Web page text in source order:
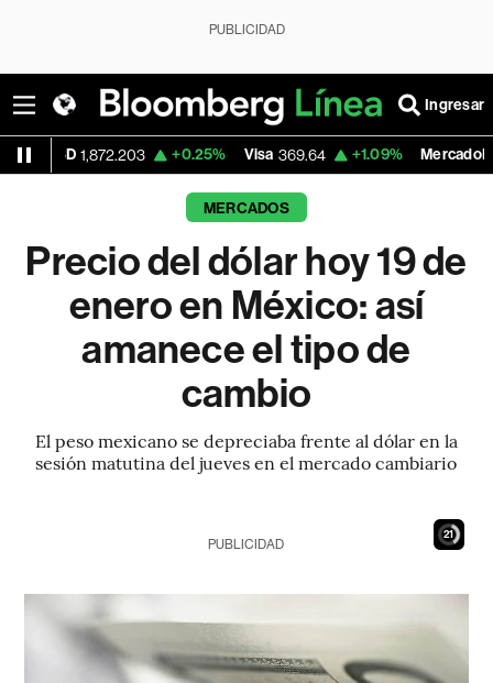
PUBLICIDAD
Ingresar
+0.25% Visa 369.64 +1.09% MercadoLibre 1,890.05
MERCADOS
Precio del dólar hoy 19 de
enero en México: así
amanece el tipo de
cambio
El peso mexicano se depreciaba frente al dólar en la
sesión matutina del jueves en el mercado cambiario
19
PUBLICIDAD